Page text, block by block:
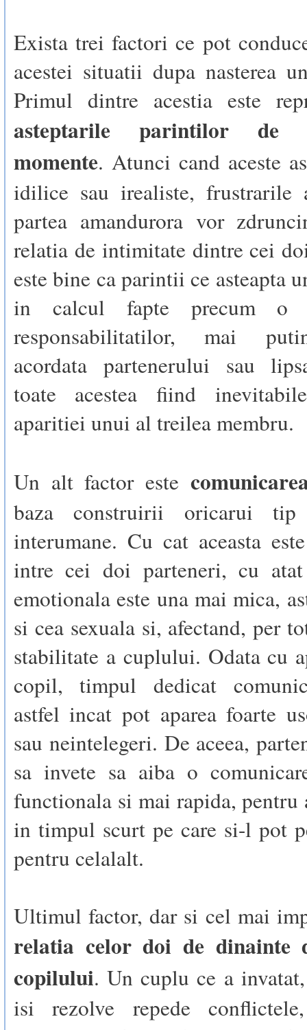
Exista trei factori ce pot
acestei situatii dupa nasterea
Primul dintre acestia este
asteptarile parintilor de
momente. Atunci cand aceste
idilice sau irealiste, frustrarile
partea amandurora vor
relatia de intimitate dintre cei
este bine ca parintii ce asteapta
in calcul fapte precum o
responsabilitatilor, mai
acordata partenerului sau
toate acestea fiind
aparitiei unui al treilea membru.
Un alt factor este
baza construirii oricarui
interumane. Cu cat aceasta
intre cei doi parteneri, cu
emotionala este una mai mica,
si cea sexuala si, afectand, per
stabilitate a cuplului. Odata cu
copil, timpul dedicat
astfel incat pot aparea foarte
sau neintelegeri. De aceea,
sa invete sa aiba o
functionala si mai rapida, pentru
in timpul scurt pe care si-l pot
pentru celalalt.
Ultimul factor, dar si cel mai
relatia celor doi de dinainte
copilului. Un cuplu ce a
isi rezolve repede